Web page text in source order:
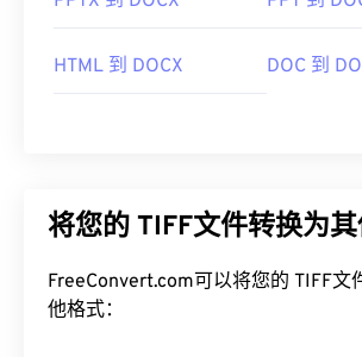
HTML 到 DOCX DOC 到
将您的 TIFF文件转换为
FreeConvert.com可以将您的 TIFF文
他格式：